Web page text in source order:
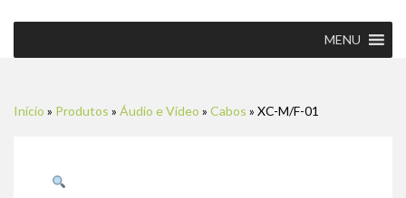
MENU
Início » Produtos » Áudio e Vídeo » Cabos » XC-M/F-01